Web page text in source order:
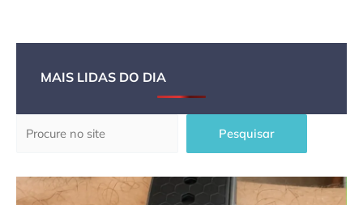
MAIS LIDAS DO DIA
Pesquisar